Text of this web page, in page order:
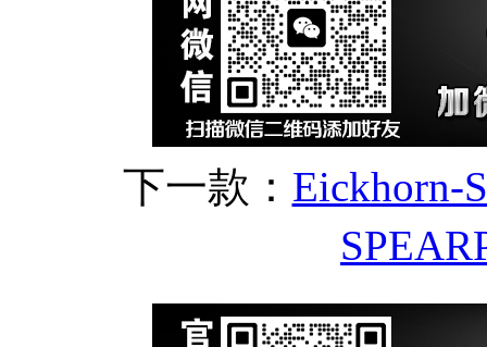
下一款： Eickhorn-